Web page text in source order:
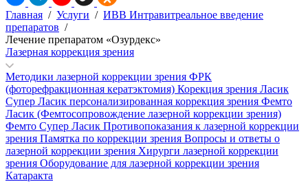
Главная / Услуги / ИВВ Интравитреальное введение
препаратов /
Лечение препаратом «Озурдекс»
Лазерная коррекция зрения
Методики лазерной коррекции зрения ФРК
(фоторефракционная кератэктомия) Корекция зрения Ласик
Супер Ласик персонализированная коррекция зрения Фемто
Ласик (Фемтосопровождение лазерной коррекции зрения)
Фемто Супер Ласик Противопоказания к лазерной коррекции
зрения Памятка по коррекции зрения Вопросы и ответы о
лазерной коррекции зрения Хирурги лазерной коррекции
зрения Оборудование для лазерной коррекции зрения
Катаракта